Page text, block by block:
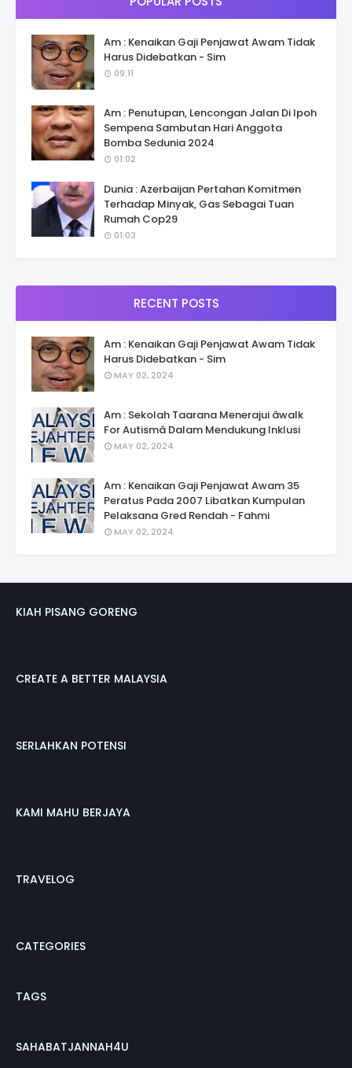
Am : Kenaikan Gaji Penjawat Awam Tidak
Harus Didebatkan - Sim
09:11
Am : Penutupan, Lencongan Jalan Di Ipoh
Sempena Sambutan Hari Anggota
Bomba Sedunia 2024
01:02
Dunia : Azerbaijan Pertahan Komitmen
Terhadap Minyak, Gas Sebagai Tuan
Rumah Cop29
01:03
RECENT POSTS
Am : Kenaikan Gaji Penjawat Awam Tidak
Harus Didebatkan - Sim
MAY 02, 2024
Am : Sekolah Taarana Menerajui âwalk
For Autismâ Dalam Mendukung Inklusi
MAY 02, 2024
Am : Kenaikan Gaji Penjawat Awam 35
Peratus Pada 2007 Libatkan Kumpulan
Pelaksana Gred Rendah - Fahmi
MAY 02, 2024
KIAH PISANG GORENG
CREATE A BETTER MALAYSIA
SERLAHKAN POTENSI
KAMI MAHU BERJAYA
TRAVELOG
CATEGORIES
TAGS
SAHABATJANNAH4U